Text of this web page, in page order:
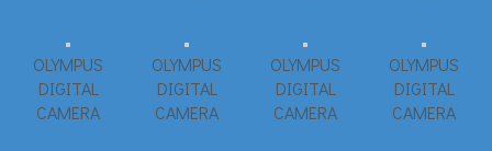
OLYMPUS
DIGITAL
CAMERA
OLYMPUS
DIGITAL
CAMERA
OLYMPUS
DIGITAL
CAMERA
OLYMPUS
DIGITAL
CAMERA